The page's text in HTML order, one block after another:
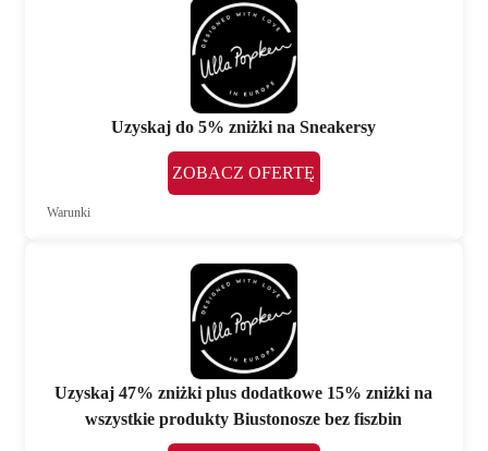
Uzyskaj do 5% zniżki na Sneakersy
ZOBACZ OFERTĘ
Warunki
Uzyskaj 47% zniżki plus dodatkowe 15% zniżki na
wszystkie produkty Biustonosze bez fiszbin